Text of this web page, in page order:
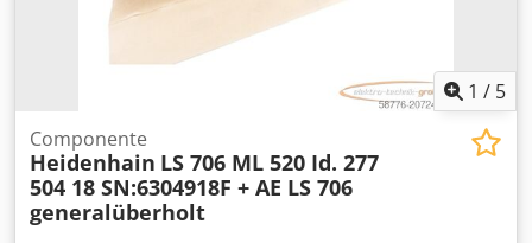
1 / 5
Componente
Heidenhain LS 706 ML 520 Id. 277
504 18 SN:6304918F + AE LS 706
generalüberholt